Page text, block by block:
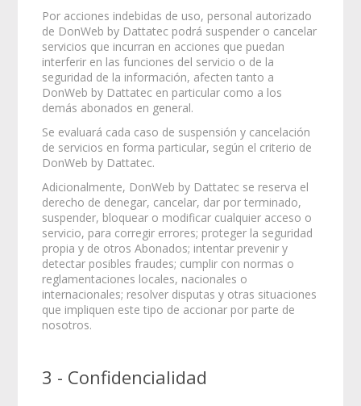
Por acciones indebidas de uso, personal autorizado
de DonWeb by Dattatec podrá suspender o cancelar
servicios que incurran en acciones que puedan
interferir en las funciones del servicio o de la
seguridad de la información, afecten tanto a
DonWeb by Dattatec en particular como a los
demás abonados en general.
Se evaluará cada caso de suspensión y cancelación
de servicios en forma particular, según el criterio de
DonWeb by Dattatec.
Adicionalmente, DonWeb by Dattatec se reserva el
derecho de denegar, cancelar, dar por terminado,
suspender, bloquear o modificar cualquier acceso o
servicio, para corregir errores; proteger la seguridad
propia y de otros Abonados; intentar prevenir y
detectar posibles fraudes; cumplir con normas o
reglamentaciones locales, nacionales o
internacionales; resolver disputas y otras situaciones
que impliquen este tipo de accionar por parte de
nosotros.
3 - Confidencialidad